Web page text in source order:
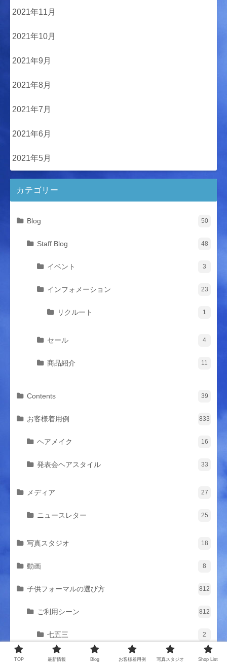
2021年11月
2021年10月
2021年9月
2021年8月
2021年7月
2021年6月
2021年5月
カテゴリー
Blog 50
Staff Blog 48
イベント 3
インフォメーション 23
リクルート 1
セール 4
商品紹介 11
Contents 39
お客様着用例 833
ヘアメイク 16
発表会ヘアスタイル 33
メディア 27
ニュースレター 25
写真スタジオ 18
動画 8
子供フォーマルの選び方 812
ご利用シーン 812
七五三 2
卒入学式 12
TOP 最新情報 Blog お客様着用例 写真スタジオ Shop List